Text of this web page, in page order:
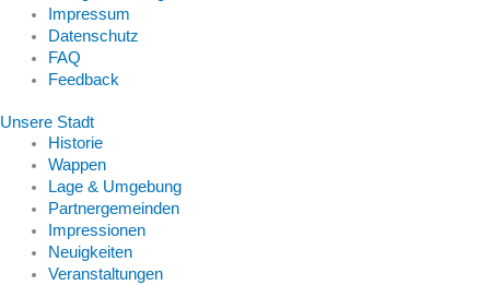
Impressum
Datenschutz
FAQ
Feedback
Unsere Stadt
Historie
Wappen
Lage & Umgebung
Partnergemeinden
Impressionen
Neuigkeiten
Veranstaltungen